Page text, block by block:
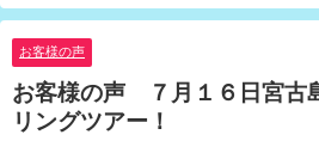
ツアー！
お客様の声
お客様の声 ７月１６日宮古
リングツアー！